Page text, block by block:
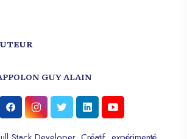
GUY ALAIN